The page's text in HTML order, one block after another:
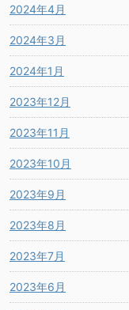
2024年4月
2024年3月
2024年1月
2023年12月
2023年11月
2023年10月
2023年9月
2023年8月
2023年7月
2023年6月